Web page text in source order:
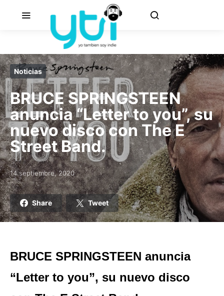
Noticias
BRUCE SPRINGSTEEN
anuncia “Letter to you”, su
nuevo disco con The E
Street Band.
Posted on
14 septiembre, 2020
Share Tweet
BRUCE SPRINGSTEEN anuncia
“Letter to you”, su nuevo disco